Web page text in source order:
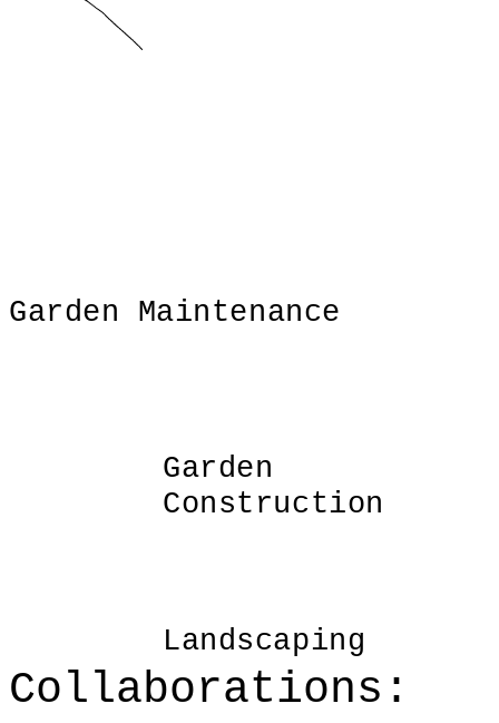
Garden Maintenance
Garden
Construction
Landscaping
Collaborations: